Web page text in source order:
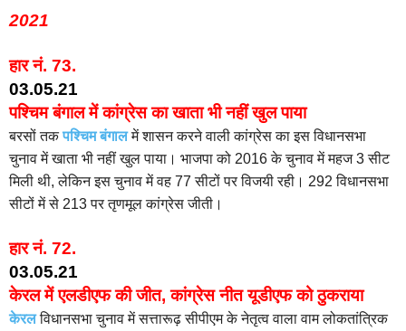
2021
हार नं. 73.
03.05.21
पश्चिम बंगाल में कांग्रेस का खाता भी नहीं खुल पाया
बरसों तकपश्चिम बंगालमें शासन करने वाली कांग्रेस का इस विधानसभा
चुनाव में खाता भी नहीं खुल पाया। भाजपा को 2016 के चुनाव में महज 3 सीट
मिली थी, लेकिन इस चुनाव में वह 77 सीटों पर विजयी रही। 292 विधानसभा
सीटों में से 213 पर तृणमूल कांग्रेस जीती।
हार नं. 72.
03.05.21
केरल में एलडीएफ की जीत, कांग्रेस नीत यूडीएफ को ठुकराया
केरलविधानसभा चुनाव में सत्तारूढ़ सीपीएम के नेतृत्व वाला वाम लोकतांत्रिक